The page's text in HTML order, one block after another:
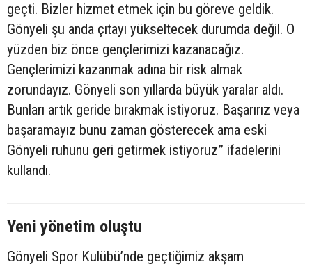
geçti. Bizler hizmet etmek için bu göreve geldik.
Gönyeli şu anda çıtayı yükseltecek durumda değil. O
yüzden biz önce gençlerimizi kazanacağız.
Gençlerimizi kazanmak adına bir risk almak
zorundayız. Gönyeli son yıllarda büyük yaralar aldı.
Bunları artık geride bırakmak istiyoruz. Başarırız veya
başaramayız bunu zaman gösterecek ama eski
Gönyeli ruhunu geri getirmek istiyoruz” ifadelerini
kullandı.
Yeni yönetim oluştu
Gönyeli Spor Kulübü’nde geçtiğimiz akşam